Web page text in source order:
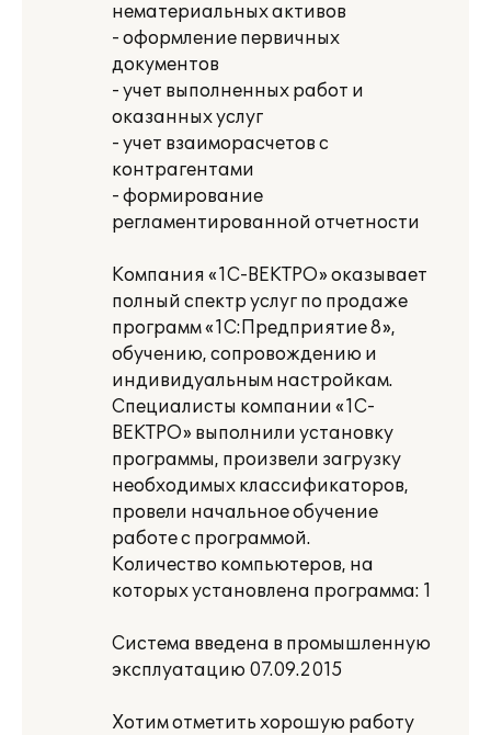
нематериальных активов
- оформление первичных
документов
- учет выполненных работ и
оказанных услуг
- учет взаиморасчетов с
контрагентами
- формирование
регламентированной отчетности
Компания «1С-ВЕКТРО» оказывает
полный спектр услуг по продаже
программ «1С:Предприятие 8»,
обучению, сопровождению и
индивидуальным настройкам.
Специалисты компании «1С-
ВЕКТРО» выполнили установку
программы, произвели загрузку
необходимых классификаторов,
провели начальное обучение
работе с программой.
Количество компьютеров, на
которых установлена программа: 1
Система введена в промышленную
эксплуатацию 07.09.2015
Хотим отметить хорошую работу